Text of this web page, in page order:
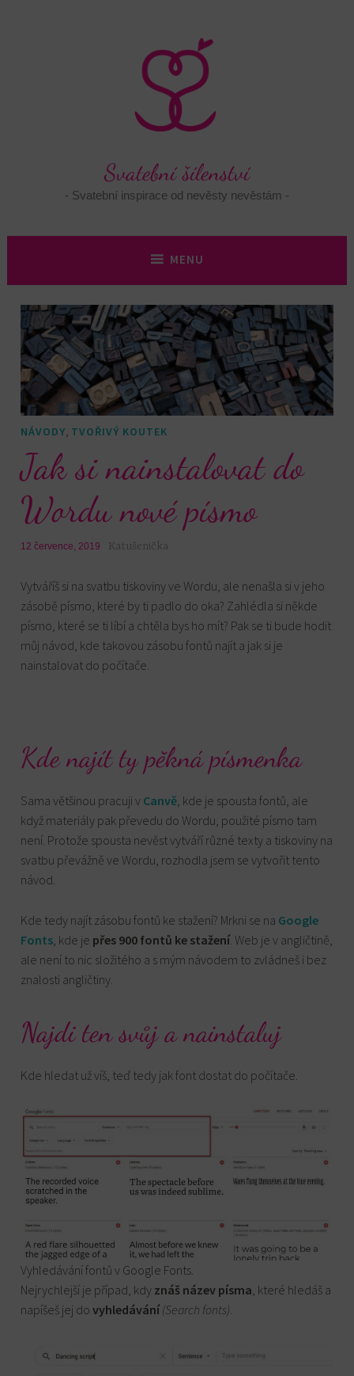
Svatební šílenství
Svatební inspirace od nevěsty nevěstám
MENU
NÁVODY TVOŘIVÝ KOUTEK
Jak si nainstalovat do
Wordu nové písmo
12 července, 2019 Katušenička
Vytváříš si na svatbu tiskoviny ve Wordu, ale nenašla si v jeho
zásobě písmo, které by ti padlo do oka? Zahlédla si někde
písmo, které se ti líbí a chtěla bys ho mít? Pak se ti bude hodit
můj návod, kde takovou zásobu fontů najít a jak si je
nainstalovat do počítače.
Kde najít ty pěkná písmenka
Sama většinou pracuji v Canvě, kde je spousta fontů, ale
když materiály pak převedu do Wordu, použité písmo tam
není. Protože spousta nevěst vytváří různé texty a tiskoviny na
svatbu převážně ve Wordu, rozhodla jsem se vytvořit tento
návod.
Kde tedy najít zásobu fontů ke stažení? Mrkni se na Google
Fonts , kde je přes 900 fontů ke stažení . Web je v angličtině,
ale není to nic složitého a s mým návodem to zvládneš i bez
znalosti angličtiny.
Najdi ten svůj a nainstaluj
Kde hledat už víš, teď tedy jak font dostat do počítače.
Vyhledávání fontů v Google Fonts.
Nejrychlejší je případ, kdy znáš název písma , které hledáš a
napíšeš jej dovyhledávání (Search fonts)